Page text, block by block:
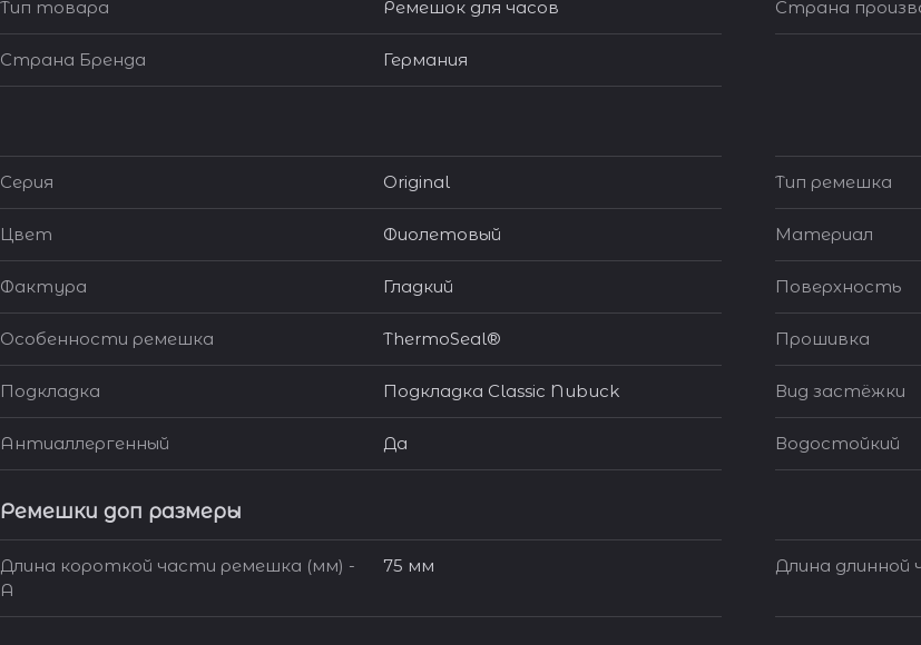
Тип товара Ремешок для часов Страна
Страна Бренда Германия
Серия Original Тип ремешка
Цвет Фиолетовый Материал
Фактура Гладкий Поверхность
Особенности ремешка ThermoSeal® Прошивка
Подкладка Подкладка Classic Nubuck Вид застёжки
Антиаллергенный Да Водостойкий
Ремешки доп размеры
Длина короткой части ремешка (мм) -
A
75 мм Длина длинной